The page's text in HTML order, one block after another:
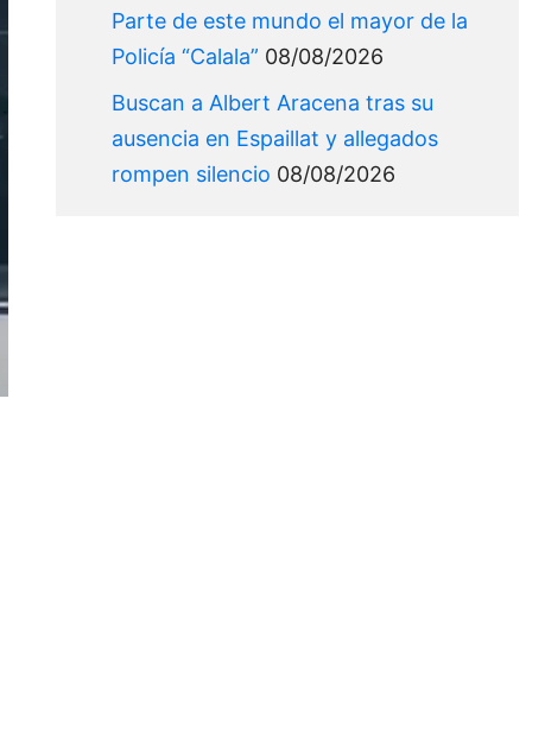
Parte de este mundo el mayor de la
Policía “Calala” 08/08/2026
Buscan a Albert Aracena tras su
ausencia en Espaillat y allegados
rompen silencio 08/08/2026